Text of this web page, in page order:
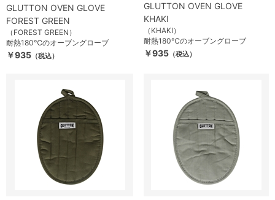
GLUTTON OVEN GLOVE
FOREST GREEN
（FOREST GREEN）
耐熱180℃のオーブングローブ
￥935 （税込）
GLUTTON OVEN GLOVE
KHAKI
（KHAKI）
耐熱180℃のオーブングローブ
￥935 （税込）